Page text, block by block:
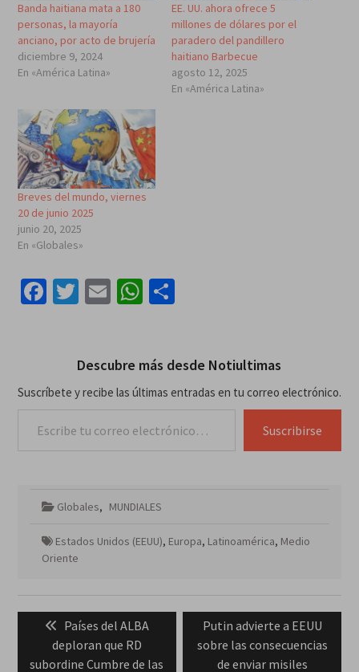
Banda haitiana mata a 180
personas, la mayoría
anciano, por acto de brujería
diciembre 9, 2024
En «América Latina»
EE. UU. ahora ofrece 5
millones de dólares por el
paradero del pandillero
haitiano Barbecue
agosto 12, 2025
En «América Latina»
Breves del mundo, viernes
20 de junio 2025
junio 20, 2025
En «Globales»
Facebook
Twitter
EmailWhatsApp
Compartir
Descubre más desde Notiultimas
Suscríbete y recibe las últimas entradas en tu correo electrónico.
Suscribirse
Globales, MUNDIALES
Estados Unidos (EEUU), Europa, Latinoamérica, Medio
Oriente
entradas
Previous
post:
Países del ALBA
deploran que RD
subordine Cumbre de las
Next
post:
Putin advierte a EEUU
sobre las consecuencias
de enviar misiles